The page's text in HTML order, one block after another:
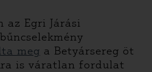
az Egri Járási
meg a Betyársereg öt
is váratlan fordulat